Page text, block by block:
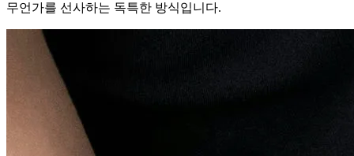
무언가를 선사하는 독특한 방식입니다.